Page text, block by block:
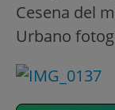
Cesena del
Urbano